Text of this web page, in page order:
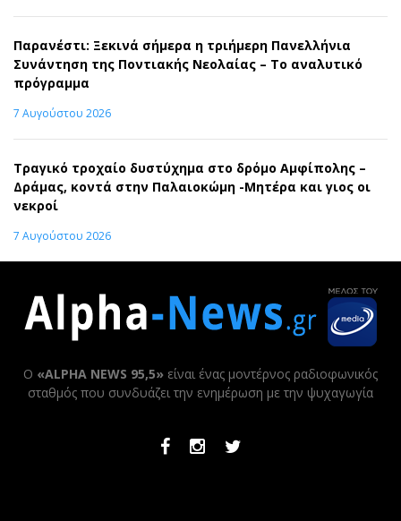
Παρανέστι: Ξεκινά σήμερα η τριήμερη Πανελλήνια
Συνάντηση της Ποντιακής Νεολαίας – Το αναλυτικό
πρόγραμμα
7 Αυγούστου 2026
Τραγικό τροχαίο δυστύχημα στο δρόμο Αμφίπολης –
Δράμας, κοντά στην Παλαιοκώμη -Μητέρα και γιος οι
νεκροί
7 Αυγούστου 2026
Ο «ALPHA NEWS 95,5» είναι ένας μοντέρνος ραδιοφωνικός
σταθμός που συνδυάζει την ενημέρωση με την ψυχαγωγία
FacebookInstagramTwitter